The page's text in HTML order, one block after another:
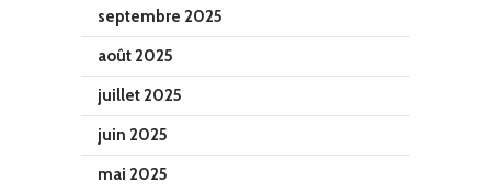
septembre 2025
août 2025
juillet 2025
juin 2025
mai 2025